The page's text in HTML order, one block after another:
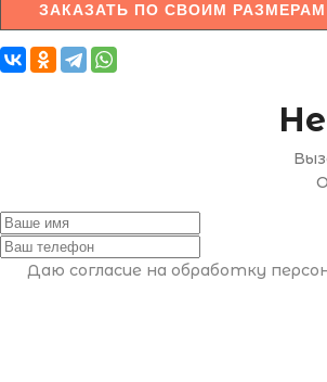
ЗАКАЗАТЬ ПО СВОИМ РАЗМЕРАМ
Даю согласие на обработку